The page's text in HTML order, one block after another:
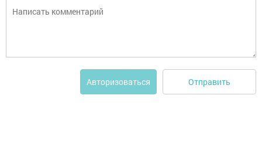
Авторизоваться Отправить